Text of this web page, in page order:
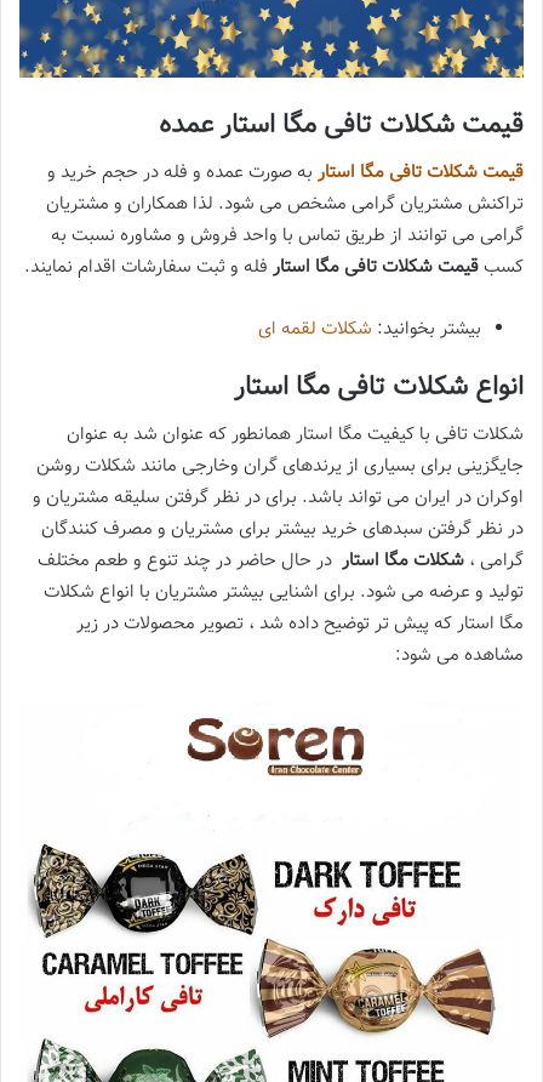
قیمت شکلات تافی مگا استار عمده
قیمت شکلات تافی مگا استار به صورت عمده و فله در حجم خرید و
تراکنش مشتریان گرامی مشخص می شود. لذا همکاران و مشتریان
گرامی می توانند از طریق تماس با واحد فروش و مشاوره نسبت به
کسبقیمت شکلات تافی مگا استار فله و ثبت سفارشات اقدام نمایند.
بیشتر بخوانید: شکلات لقمه ای
انواع شکلات تافی مگا استار
شکلات تافی با کیفیت مگا استار همانطور که عنوان شد به عنوان
جایگزینی برای بسیاری از یرندهای گران وخارجی مانند شکلات روشن
اوکران در ایران می تواند باشد. برای در نظر گرفتن سلیقه مشتریان و
در نظر گرفتن سبدهای خرید بیشتر برای مشتریان و مصرف کنندگان
گرامی ، شکلات مگا استار در حال حاضر در چند تنوع و طعم مختلف
تولید و عرضه می شود. برای اشنایی بیشتر مشتریان با انواع شکلات
مگا استار که پیش تر توضیح داده شد ، تصویر محصولات در زیر
مشاهده می شود: